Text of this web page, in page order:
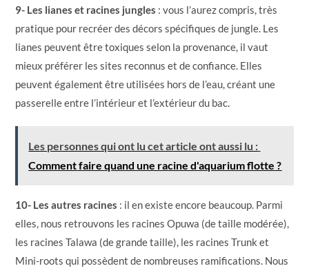
9- Les lianes et racines jungles : vous l’aurez compris, très
pratique pour recréer des décors spécifiques de jungle. Les
lianes peuvent être toxiques selon la provenance, il vaut
mieux préférer les sites reconnus et de confiance. Elles
peuvent également être utilisées hors de l’eau, créant une
passerelle entre l’intérieur et l’extérieur du bac.
Les personnes qui ont lu cet article ont aussi lu :
Comment faire quand une racine d'aquarium flotte ?
10- Les autres racines : il en existe encore beaucoup. Parmi
elles, nous retrouvons les racines Opuwa (de taille modérée),
les racines Talawa (de grande taille), les racines Trunk et
Mini-roots qui possèdent de nombreuses ramifications. Nous